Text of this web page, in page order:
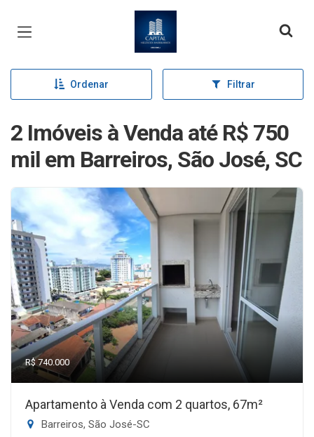
Página inicial
Ordenar Filtrar
2 Imóveis à Venda até R$ 750
mil em Barreiros, São José, SC
R$ 740.000
Apartamento à Venda com 2 quartos, 67m²
Barreiros, São José-SC